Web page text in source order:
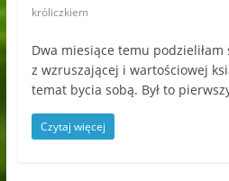
króliczkiem
Dwa miesiące temu
z wzruszającej i wartościowej
temat bycia sobą. Był to
Czytaj więcej